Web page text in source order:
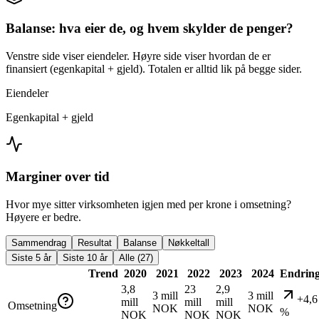
Balanse: hva eier de, og hvem skylder de penger?
Venstre side viser eiendeler. Høyre side viser hvordan de er
finansiert (egenkapital + gjeld). Totalen er alltid lik på begge sider.
Eiendeler
Egenkapital + gjeld
Marginer over tid
Hvor mye sitter virksomheten igjen med per krone i omsetning?
Høyere er bedre.
Sammendrag Resultat Balanse
Nøkkeltall
Siste 5 år
Siste 10 år Alle (27)
Trend 2020 2021 2022 2023 2024
Omsetning
3,8
mill
NOK
3 mill
NOK
23
mill
NOK
2,9
mill
NOK
3 mill
NOK
+4,6
%